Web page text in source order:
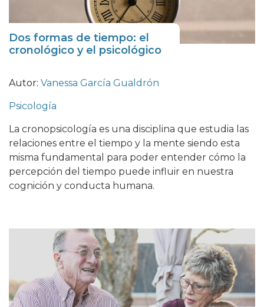
Dos formas de tiempo: el
cronológico y el psicológico
Autor: Vanessa García Gualdrón
Psicología
La cronopsicología es una disciplina que estudia las
relaciones entre el tiempo y la mente siendo esta
misma fundamental para poder entender cómo la
percepción del tiempo puede influir en nuestra
cognición y conducta humana.